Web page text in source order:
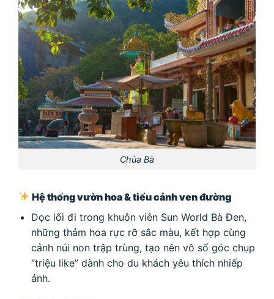
Chùa Bà
Hệ thống vườn hoa & tiểu cảnh ven đường
Dọc lối đi trong khuôn viên Sun World Bà Đen,
những thảm hoa rực rỡ sắc màu, kết hợp cùng
cảnh núi non trập trùng, tạo nên vô số góc chụp
“triệu like” dành cho du khách yêu thích nhiếp
ảnh.